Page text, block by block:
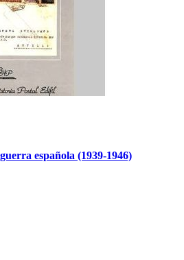
española (1939-1946)